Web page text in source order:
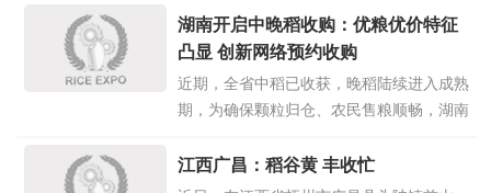
已陆续展开。当前国内新作稻谷逐步步入上
市高峰期。两节前稻价持续高位运行，那么
节后随着上市量的增多，稻价必然会有小幅
下行趋势。那么此轮稻价会持续点击详情
湖南开启中晚稻收购：优粮优价特征
凸显 创新网络预约收购
近期，全省中稻已收获，晚稻陆续进入成熟
期，为确保颗粒归仓、农民售粮顺畅，湖南
食和物资储备局了解到，今年粮食收购价保
持高位运行，截至10月10日，全省收购均
江西广昌：稻谷黄 丰收忙